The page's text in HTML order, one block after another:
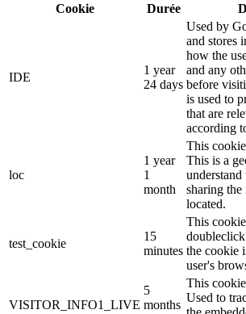
Cookie
Durée
IDE
1 year
24 days
Used by
and stores
how the
and any
before
is used to
that are
according
loc
1 year
1
month
This
This is a
understand
sharing
located.
test_cookie
15
minutes
This
the cookie
user's
VISITOR_INFO1_LIVE
5
months
This
Used to